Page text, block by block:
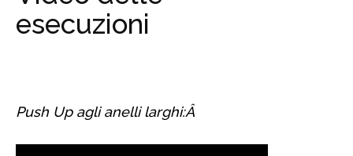
esecuzioni
Push Up agli anelli larghi:Â